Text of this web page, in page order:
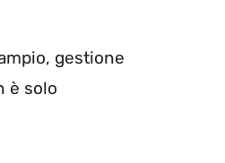
gestione
è solo